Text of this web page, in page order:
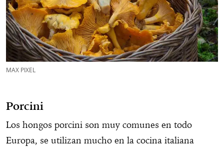
MAX PIXEL
Porcini
Los hongos porcini son muy comunes en todo
Europa, se utilizan mucho en la cocina italiana